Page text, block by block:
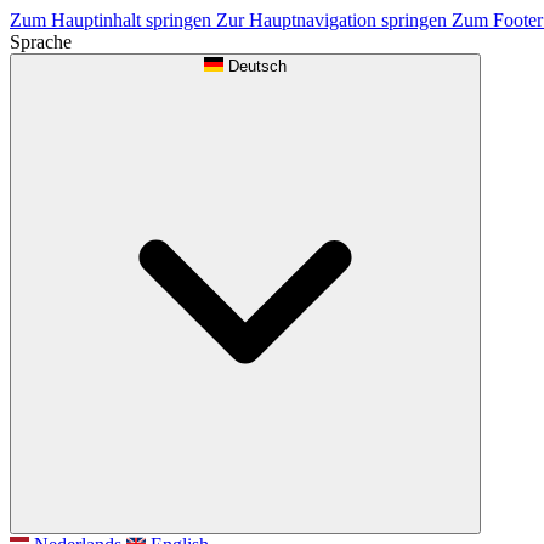
Zum Hauptinhalt springen Zur Hauptnavigation springen Zum
Sprache
Deutsch